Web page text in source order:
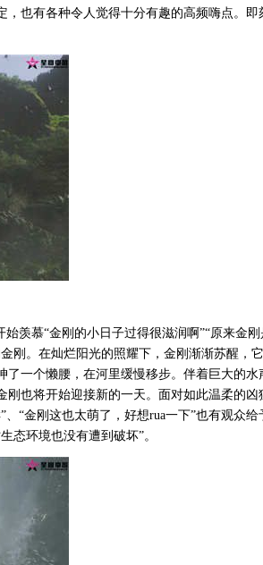
也有各种令人觉得十分有趣的高频嗨点。即
羡慕“金刚的小日子过得很滋润啊”“原来金
刚。在灿烂阳光的照耀下，金刚渐渐苏醒，
一个懒腰，在河里缓慢移步。伴着巨大的水
也将开始迎接新的一天。面对如此温柔的凶
“金刚这也太萌了，好想rua一下”也有观众给
态环境也没有遭到破坏”。